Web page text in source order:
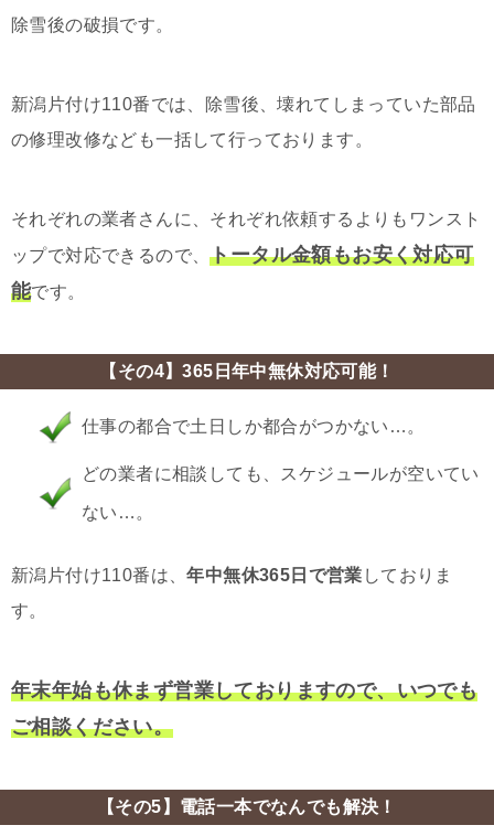
除雪後の破損です。
新潟片付け110番では、除雪後、壊れてしまっていた部品
の修理改修なども一括して行っております。
それぞれの業者さんに、それぞれ依頼するよりもワンスト
ップで対応できるので、トータル金額もお安く対応可
能です。
【その4】365日年中無休対応可能！
仕事の都合で土日しか都合がつかない…。
どの業者に相談しても、スケジュールが空いてい
ない…。
新潟片付け110番は、年中無休365日で営業 しておりま
す。
年末年始も休まず営業しておりますので、いつでも
ご相談ください。
【その5】電話一本でなんでも解決！